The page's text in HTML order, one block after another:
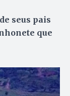
seus pais
que